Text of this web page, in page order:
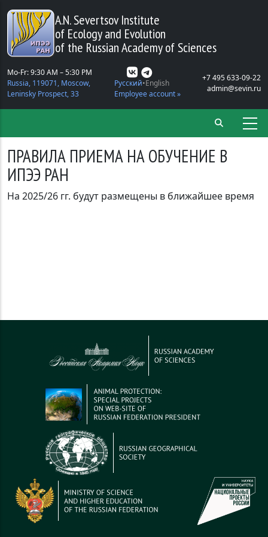
Skip to main content
A.N. Severtsov Institute
of Ecology and Evolution
of the Russian Academy of Sciences
Mo-Fr: 9:30 AM – 5:30 PM
Russia, 119071, Moscow,
Leninsky Prospect, 33
Русский English
Employee account »
+7 495 633-09-22
admin@sevin.ru
ПРАВИЛА ПРИЕМА НА ОБУЧЕНИЕ В
ИПЭЭ РАН
На 2025/26 гг. будут размещены в ближайшее время